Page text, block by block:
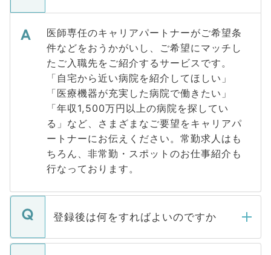
医師専任のキャリアパートナーがご希望条
件などをおうかがいし、ご希望にマッチし
たご入職先をご紹介するサービスです。
「自宅から近い病院を紹介してほしい」
「医療機器が充実した病院で働きたい」
「年収1,500万円以上の病院を探してい
る」など、さまざまなご要望をキャリアパ
ートナーにお伝えください。常勤求人はも
ちろん、非常勤・スポットのお仕事紹介も
行なっております。
登録後は何をすればよいのですか
ご登録いただきましたら、弊社担当者がご